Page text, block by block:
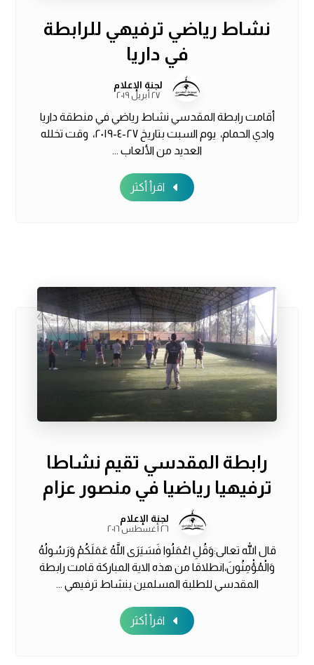
نشاط رياضي ترفيهي للرابطة
في داريا
لجنة الإعلام
٢٧ أبريل ٢٠١٩
أقامت رابطة المقدسي نشاط رياضي في منطقة داريا
وادي الحمام، يوم السبت بتاريخ ٢٧-٤-٢٠١٩، وقت تخلله
العديد من الألعاب ...
اقرأ أكثر
رابطة المقدسي تقيم نشاطا
ترفيهيا رياضيا في منصور عزام
لجنة الإعلام
٢٦ أغسطس ٢٠١٦
قال الله تعالى:وَقُلِ اعْمَلُوا فَسَيَرَى اللَّهُ عَمَلَكُمْ وَرَسُولُهُ
وَالْمُؤْمِنُونَ،انطلاقا من هذه الاية المباركة قامت رابطة
المقدسي للطلبة المسلمين بنشاط ترفيهي ...
اقرأ أكثر